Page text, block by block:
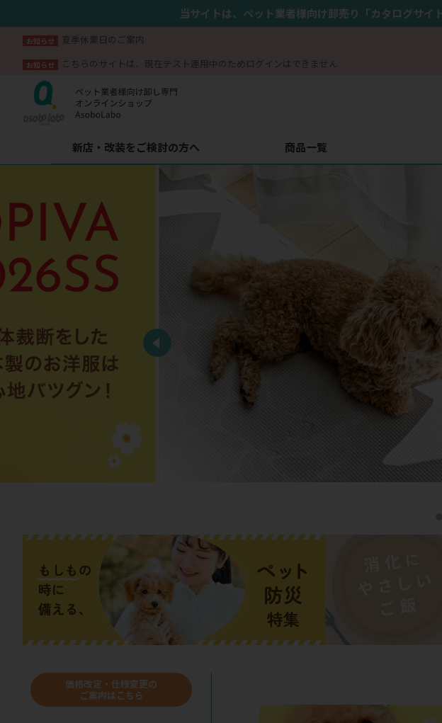
当サイトは、ペット業者様向け卸売り「カタログサイ
お知らせ 夏季休業日のご案内
お知らせ こちらのサイトは、現在テスト運用中のためログインはできません
新店・改装をご検討の方へ 商品一覧
価格改定・仕様変更の
ご案内はこちら